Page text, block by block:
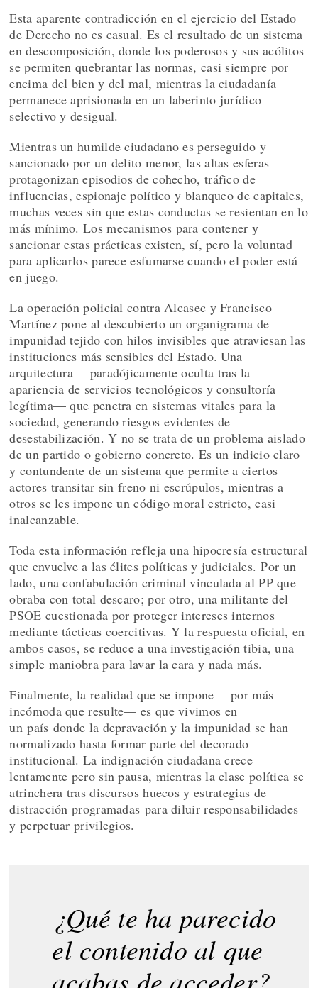
Esta aparente contradicción en el ejercicio del Estado
de Derecho no es casual. Es el resultado de un sistema
en descomposición, donde los poderosos y sus acólitos
se permiten quebrantar las normas, casi siempre por
encima del bien y del mal, mientras la ciudadanía
permanece aprisionada en un laberinto jurídico
selectivo y desigual.
Mientras un humilde ciudadano es perseguido y
sancionado por un delito menor, las altas esferas
protagonizan episodios de cohecho, tráfico de
influencias, espionaje político y blanqueo de capitales,
muchas veces sin que estas conductas se resientan en lo
más mínimo. Los mecanismos para contener y
sancionar estas prácticas existen, sí, pero la voluntad
para aplicarlos parece esfumarse cuando el poder está
en juego.
La operación policial contra Alcasec y Francisco
Martínez pone al descubierto un organigrama de
impunidad tejido con hilos invisibles que atraviesan las
instituciones más sensibles del Estado. Una
arquitectura —paradójicamente oculta tras la
apariencia de servicios tecnológicos y consultoría
legítima— que penetra en sistemas vitales para la
sociedad, generando riesgos evidentes de
desestabilización. Y no se trata de un problema aislado
de un partido o gobierno concreto. Es un indicio claro
y contundente de un sistema que permite a ciertos
actores transitar sin freno ni escrúpulos, mientras a
otros se les impone un código moral estricto, casi
inalcanzable.
Toda esta información refleja una hipocresía estructural
que envuelve a las élites políticas y judiciales. Por un
lado, una confabulación criminal vinculada al PP que
obraba con total descaro; por otro, una militante del
PSOE cuestionada por proteger intereses internos
mediante tácticas coercitivas. Y la respuesta oficial, en
ambos casos, se reduce a una investigación tibia, una
simple maniobra para lavar la cara y nada más.
Finalmente, la realidad que se impone —por más
incómoda que resulte— es que vivimos en
un país donde la depravación y la impunidad se han
normalizado hasta formar parte del decorado
institucional. La indignación ciudadana crece
lentamente pero sin pausa, mientras la clase política se
atrinchera tras discursos huecos y estrategias de
distracción programadas para diluir responsabilidades
y perpetuar privilegios.
¿Qué te ha parecido
el contenido al que
acabas de acceder?